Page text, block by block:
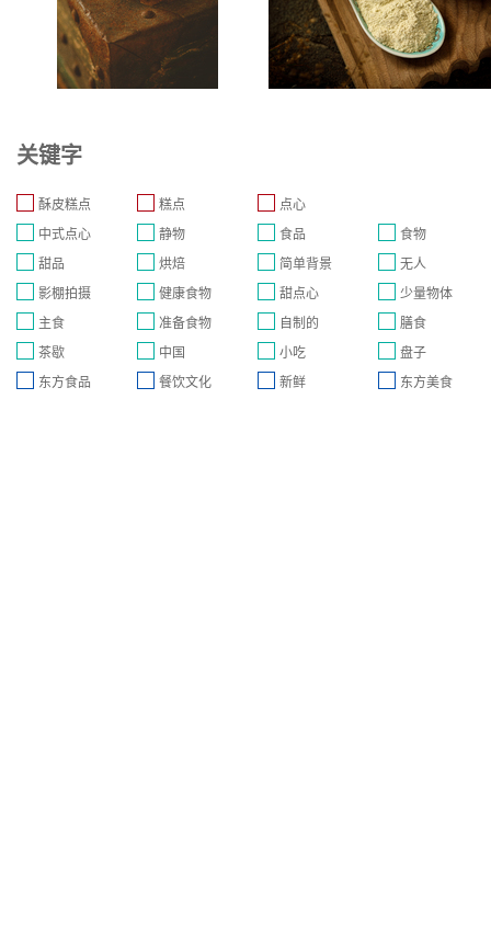
关键字
酥皮糕点 糕点
点心
中式点心
静物 食品
食物
甜品
烘焙 简单背景
无人
影棚拍摄
健康食物 甜点心
少量物体
主食
准备食物 自制的
膳食
茶歇
中国 小吃
盘子
东方食品
餐饮文化 新鲜 东方美食